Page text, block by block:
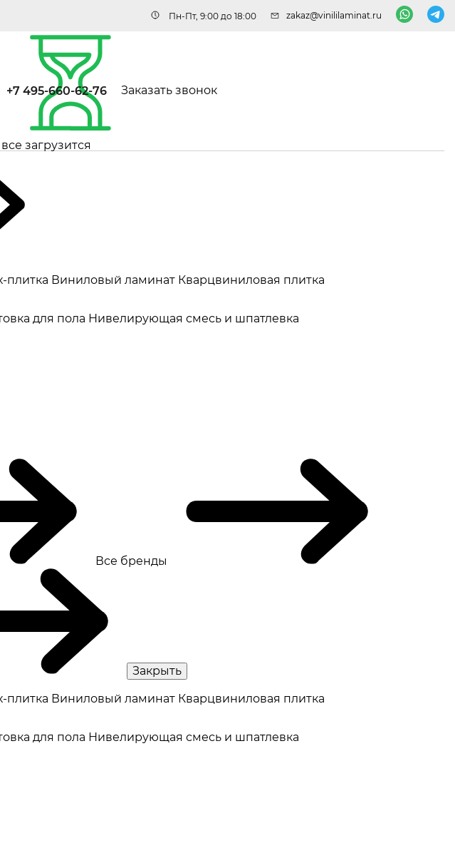
Пн-Пт, 9:00 до 18:00 zakaz@vinililaminat.ru
загрузится
+7 495-660-62-76 Заказать звонок
плитка Виниловый ламинат Кварцвиниловая плитка
для пола Нивелирующая смесь и шпатлевка
Все бренды
Закрыть
плитка Виниловый ламинат Кварцвиниловая плитка
для пола Нивелирующая смесь и шпатлевка